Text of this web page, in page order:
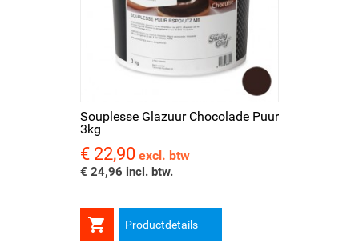
Souplesse Glazuur Chocolade Puur
3kg
Prijs
€ 22,90 excl. btw
€ 24,96 incl. btw.
 Productdetails